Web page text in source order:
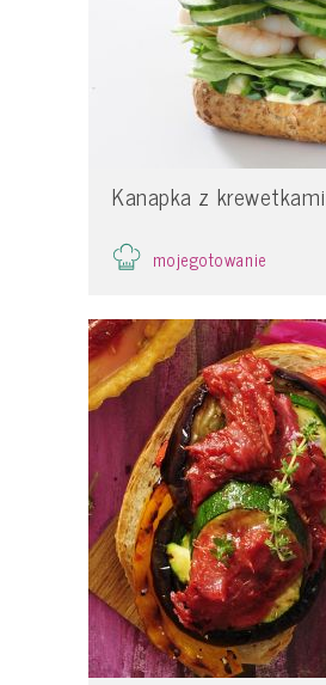
Kanapka z krewetkami
mojegotowanie